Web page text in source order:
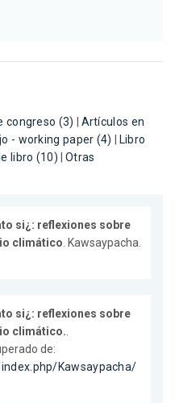
congreso (3)
Artículos en
- working paper (4)
Libro
libro (10)
Otras
si¿: reflexiones sobre
climático . Kawsaypacha.
si¿: reflexiones sobre
climático.
de:
Kawsaypacha/